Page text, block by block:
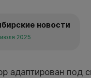
новости
2025
адаптирован под